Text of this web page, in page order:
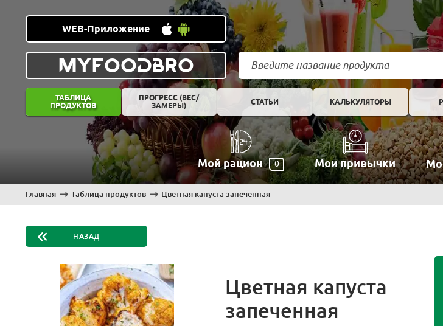
WEB-Приложение
MYFOODBRO
ТАБЛИЦА
ПРОДУКТОВ
ПРОГРЕСС (ВЕС/
ЗАМЕРЫ)
СТАТЬИ КАЛЬКУЛЯТОРЫ
Мой рацион 0 Мои привычки
Главная Таблица продуктов Цветная капуста запеченная
НАЗАД
Цветная капуста
запеченная
РЕЙТИНГ ПОЛЕЗНОСТИ ПРОДУКТА:
ПОЛЕЗНЫЙ ПРОДУКТ